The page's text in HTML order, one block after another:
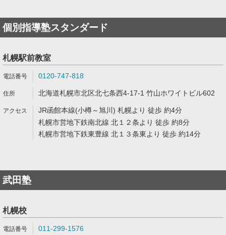
個別指導塾スタンダード
札幌駅前教室
0120-747-818
北海道札幌市北区北七条西4-17-1 竹山ホワイトビル602
JR函館本線(小樽～旭川) 札幌より 徒歩 約4分
札幌市営地下鉄南北線 北１２条より 徒歩 約8分
札幌市営地下鉄東豊線 北１３条東より 徒歩 約14分
武田塾
札幌校
011-299-1576